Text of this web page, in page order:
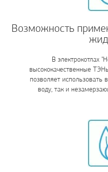
Возможность
В электрокотлах
высококачественные
позволяет использовать
воду, так и